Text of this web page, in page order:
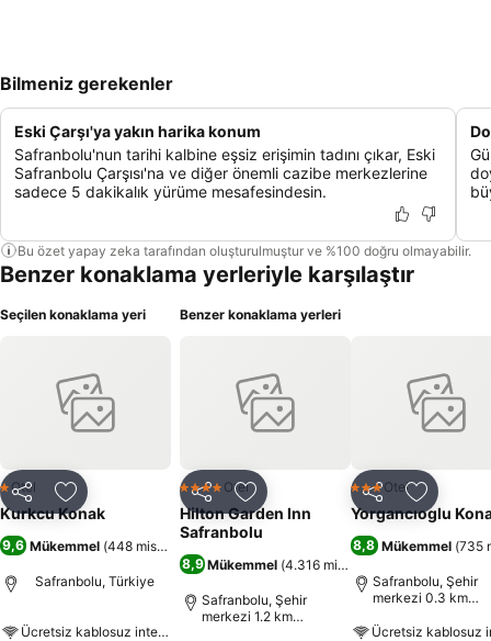
Bilmeniz gerekenler
Eski Çarşı'ya yakın harika konum
Safranbolu'nun tarihi kalbine eşsiz erişimin tadını çıkar, Eski
Safranbolu Çarşısı'na ve diğer önemli cazibe merkezlerine
sadece 5 dakikalık yürüme mesafesindesin.
Bu özet yapay zeka tarafından oluşturulmuştur ve %100 doğru olmayabilir.
Benzer konaklama yerleriyle karşılaştır
Seçilen konaklama yeri
Paylaş Favorilerime ekle
1 Yıldız
Otel
Kurkcu Konak
9,6 Mükemmel (448 misafir puanı
Safranbolu, Türkiye
Ücretsiz kablosuz internet
Benzer konaklama yerleri
Paylaş Favorilerime ekle
4 Yıldız Otel
Hilton Garden Inn
Safranbolu
8,9 Mükemmel (4.316 misafir puanı
Safranbolu, Şehir
merkezi 1.2 km
Paylaş
3 YıldızOtel
Yorgancıoglu
8,8 Mükemmel (735
Safranbolu, Şehir
merkezi 0.3 km